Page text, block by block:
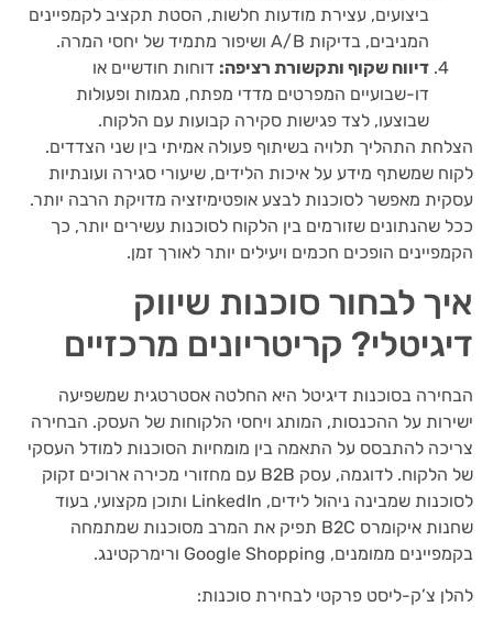
ביצועים, עצירת מודעות חלשות, הסטת תקציב לקמפיינים
המניבים, בדיקות A/B ושיפור מתמיד של יחסי המרה.
דיווח שקוף ותקשורת רציפה: דוחות חודשיים או
דו-שבועיים המפרטים מדדי מפתח, מגמות ופעולות
שבוצעו, לצד פגישות סקירה קבועות עם הלקוח.
הצלחת התהליך תלויה בשיתוף פעולה אמיתי בין שני הצדדים.
לקוח שמשתף מידע על איכות הלידים, שיעורי סגירה ועונתיות
עסקית מאפשר לסוכנות לבצע אופטימיזציה מדויקת הרבה יותר.
ככל שהנתונים שזורמים בין הלקוח לסוכנות עשירים יותר, כך
הקמפיינים הופכים חכמים ויעילים יותר לאורך זמן.
איך לבחור סוכנות שיווק
דיגיטלי? קריטריונים מרכזיים
הבחירה בסוכנות דיגיטל היא החלטה אסטרטגית שמשפיעה
ישירות על ההכנסות, המותג ויחסי הלקוחות של העסק. הבחירה
צריכה להתבסס על התאמה בין מומחיות הסוכנות למודל העסקי
של הלקוח. לדוגמה, עסק B2B עם מחזורי מכירה ארוכים זקוק
לסוכנות שמבינה ניהול לידים, LinkedIn ותוכן מקצועי, בעוד
שחנות איקומרס B2C תפיק את המרב מסוכנות שמתמחה
בקמפיינים ממומנים, Google Shopping ורימרקטינג.
להלן צ’ק-ליסט פרקטי לבחירת סוכנות: